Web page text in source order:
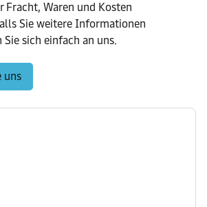
Fracht, Waren und Kosten
Sie weitere Informationen
sich einfach an uns.
uns